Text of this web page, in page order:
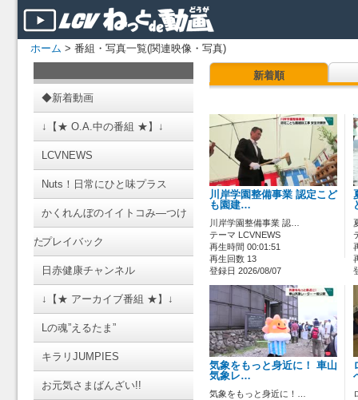
ホーム > 番組・写真一覧(関連映像・写真)
◆新着動画
↓【★ O.A.中の番組 ★】↓
LCVNEWS
Nuts！日常にひと味プラス
かくれんぼのイイトコみ―つけ
たプレイバック
日赤健康チャンネル
↓【★ アーカイブ番組 ★】↓
Lの魂”えるたま”
キラリJUMPIES
お元気さまばんざい!!
新着順
川岸学園整備事業 認定こど
も園建…
川岸学園整備事業 認…
テーマ LCVNEWS
再生時間 00:01:51
再生回数 13
登録日 2026/08/07
気象をもっと身近に！ 車山
気象レ…
気象をもっと身近に！…